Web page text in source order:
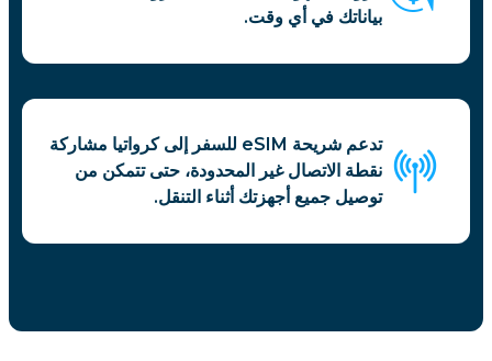
بياناتك في أي وقت.
تدعم شريحة eSIM للسفر إلى كرواتيا مشاركة
نقطة الاتصال غير المحدودة، حتى تتمكن من
توصيل جميع أجهزتك أثناء التنقل.